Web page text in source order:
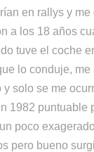
en rallys y
a los 18 años
tuve el coche
lo conduje, me
y solo se me
1982 puntuable
poco
pero bueno